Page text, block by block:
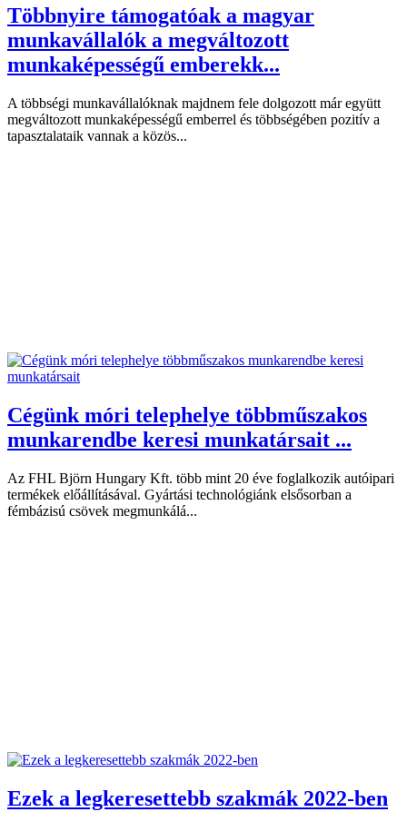
Többnyire támogatóak a magyar
munkavállalók a megváltozott
munkaképességű emberekk...
A többségi munkavállalóknak majdnem fele dolgozott már együtt
megváltozott munkaképességű emberrel és többségében pozitív a
tapasztalataik vannak a közös...
Cégünk móri telephelye többműszakos
munkarendbe keresi munkatársait ...
Az FHL Björn Hungary Kft. több mint 20 éve foglalkozik autóipari
termékek előállításával. Gyártási technológiánk elsősorban a
fémbázisú csövek megmunkálá...
Ezek a legkeresettebb szakmák 2022-ben